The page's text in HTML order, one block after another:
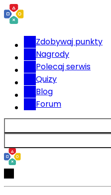
Zdobywaj punkty
Nagrody
Polecaj serwis
Quizy
Blog
Forum